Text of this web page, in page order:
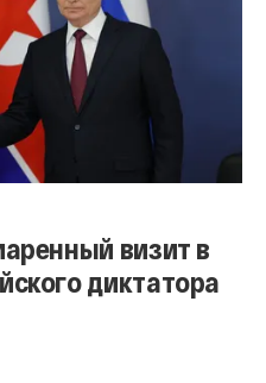
визит в
диктатора